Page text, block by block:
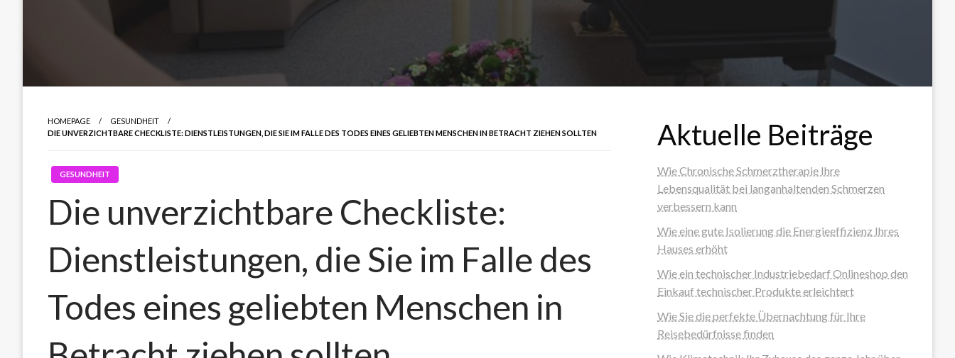
HOMEPAGE
GESUNDHEIT
DIE UNVERZICHTBARE CHECKLISTE: DIENSTLEISTUNGEN, DIE SIE IM FALLE DES TODES EINES GELIEBTEN MENSCHEN IN BETRACHT ZIEHEN SOLLTEN
GESUNDHEIT
Die unverzichtbare Checkliste:
Dienstleistungen, die Sie im Falle des
Todes eines geliebten Menschen in
Aktuelle Beiträge
Wie Chronische Schmerztherapie Ihre
Lebensqualität bei langanhaltenden Schmerzen
verbessern kann
Wie eine gute Isolierung die Energieeffizienz Ihres
Hauses erhöht
Wie ein technischer Industriebedarf Onlineshop den
Einkauf technischer Produkte erleichtert
Wie Sie die perfekte Übernachtung für Ihre
Reisebedürfnisse finden